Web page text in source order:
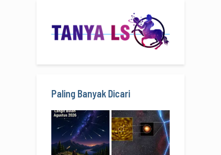
Paling Banyak Dicari